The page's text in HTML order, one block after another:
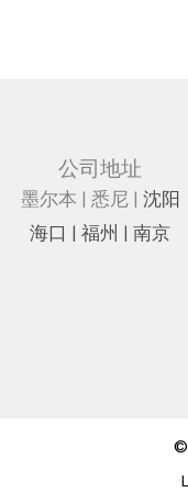
公司地址
墨尔本 | 悉尼 | 沈阳
海⼝ |福州 | 南京
©